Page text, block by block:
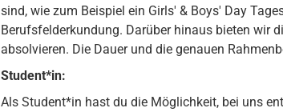
sind, wie zum Beispiel ein Girls' & Boys' Day
Berufsfelderkundung. Darüber hinaus bieten wir
absolvieren. Die Dauer und die genauen
Student*in:
Als Student*in hast du die Möglichkeit, bei uns